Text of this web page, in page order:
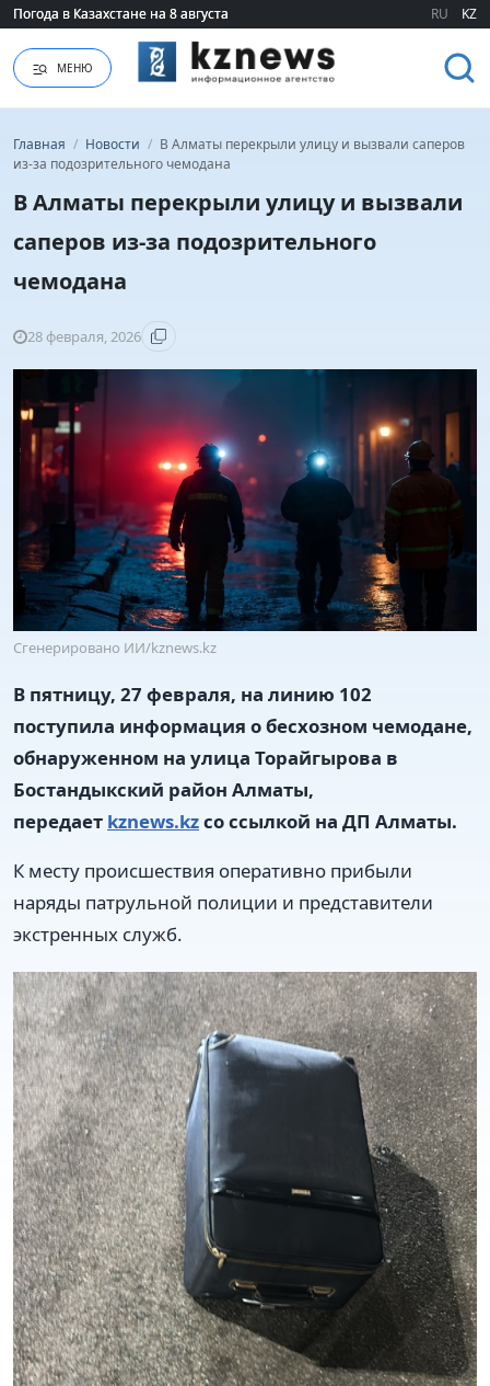
Погода в Казахстане на 8 августа
Погода в Казахстане на 8 августа RU KZ
МЕНЮ
Главная / Новости / В Алматы перекрыли улицу и вызвали саперов
из-за подозрительного чемодана
В Алматы перекрыли улицу и вызвали
саперов из-за подозрительного
чемодана
28 февраля, 2026
Сгенерировано ИИ/kznews.kz
В пятницу, 27 февраля, на линию 102
поступила информация о бесхозном чемодане,
обнаруженном на улица Торайгырова в
Бостандыкский район Алматы,
передает kznews.kzсо ссылкой на ДП Алматы.
К месту происшествия оперативно прибыли
наряды патрульной полиции и представители
экстренных служб.